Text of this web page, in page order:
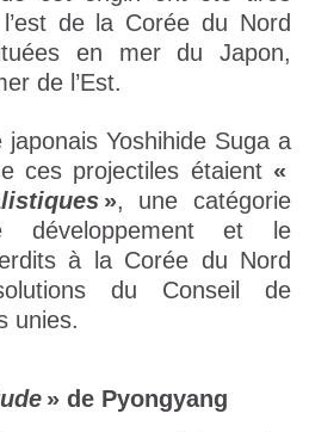
de la Corée du Nord
en mer du Japon,
de l’Est.
Yoshihide Suga a
ces projectiles étaient «
», une catégorie
développement et le
à la Corée du Nord
du Conseil de
unies.
» de Pyongyang